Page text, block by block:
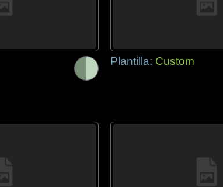
Plantilla: Custom